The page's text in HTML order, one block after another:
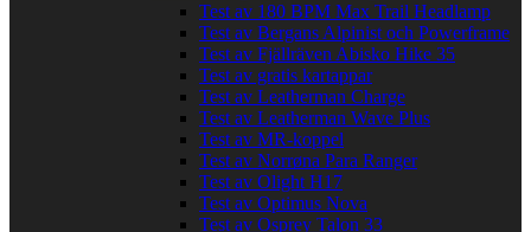
Test av 180 BPM Max Trail Headlamp
Test av Bergans Alpinist och Powerframe
Test av Fjällräven Abisko Hike 35
Test av gratis kartappar
Test av Leatherman Charge
Test av Leatherman Wave Plus
Test av MR-koppel
Test av Norrøna Para Ranger
Test av Olight H17
Test av Optimus Nova
Test av Osprey Talon 33